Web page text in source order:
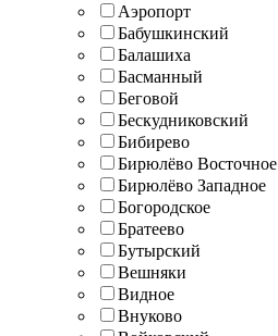
Аэропорт
Бабушкинский
Балашиха
Басманный
Беговой
Бескудниковский
Бибирево
Бирюлёво Восточное
Бирюлёво Западное
Богородское
Братеево
Бутырский
Вешняки
Видное
Внуково